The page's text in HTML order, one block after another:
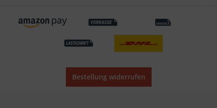
Bestellung widerrufen